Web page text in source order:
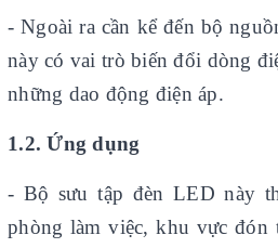
- Ngoài ra cần kể đến bộ
này có vai trò biến đổi dòng
những dao động điện áp.
1.2. Ứng dụng
- Bộ sưu tập đèn LED này
phòng làm việc, khu vực đón